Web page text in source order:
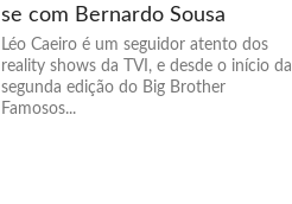
se com Bernardo Sousa
Léo Caeiro é um seguidor atento dos
reality shows da TVI, e desde o início da
segunda edição do Big Brother
Famosos...